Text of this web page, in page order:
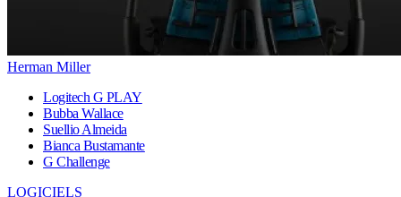
Herman Miller
Logitech G PLAY
Bubba Wallace
Suellio Almeida
Bianca Bustamante
G Challenge
LOGICIELS